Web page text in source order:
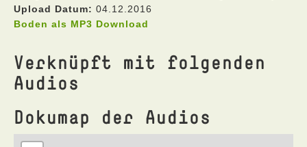
Upload Datum: 04.12.2016
Boden als MP3 Download
Verknüpft mit folgenden
Audios
Dokumap der Audios